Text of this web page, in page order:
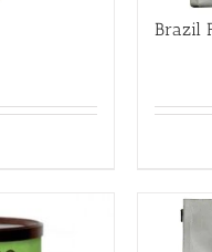
Brazil